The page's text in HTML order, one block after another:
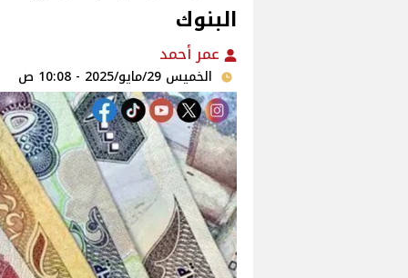
البنوك
عمر أحمد
الخميس 29/مايو/2025 - 10:08 ص